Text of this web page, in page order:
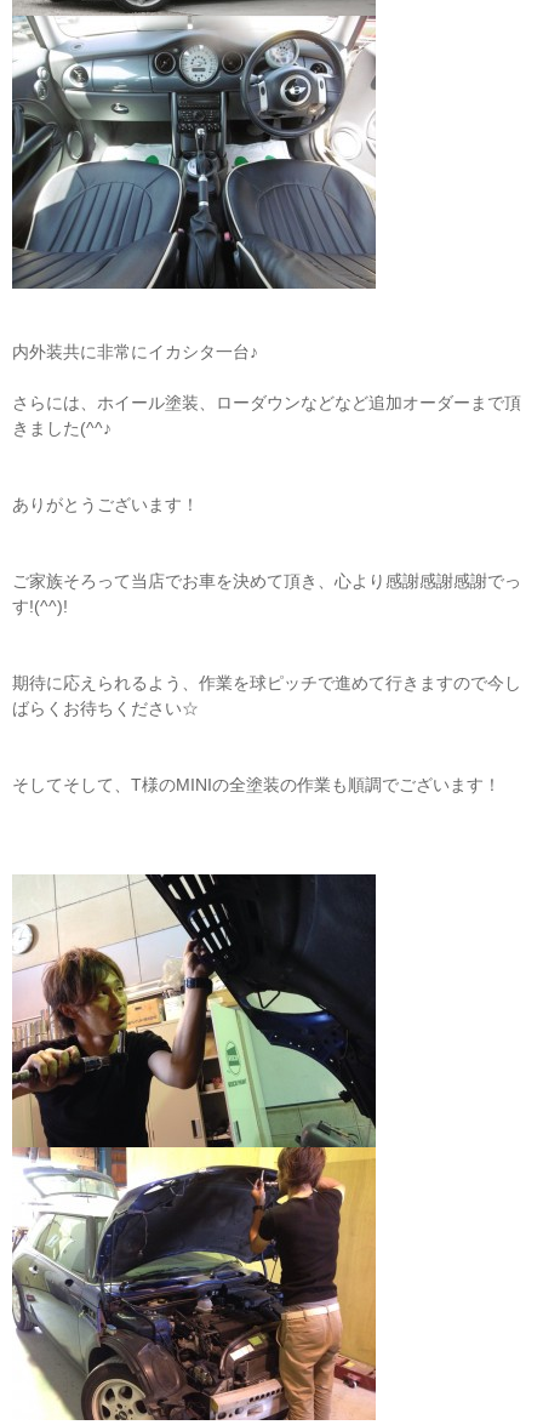
内外装共に非常にイカシタ一台♪
さらには、ホイール塗装、ローダウンなどなど追加オーダーまで頂
きました(^^♪
ありがとうございます！
ご家族そろって当店でお車を決めて頂き、心より感謝感謝感謝でっ
す!(^^)!
期待に応えられるよう、作業を球ピッチで進めて行きますので今し
ばらくお待ちください☆
そしてそして、T様のMINIの全塗装の作業も順調でございます！